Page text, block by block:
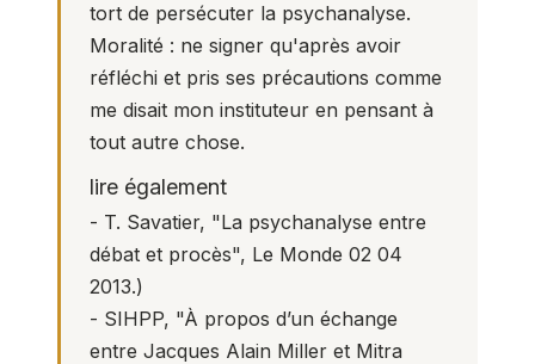
tort de persécuter la psychanalyse.
Moralité : ne signer qu'après avoir
réfléchi et pris ses précautions comme
me disait mon instituteur en pensant à
tout autre chose.
lire également
- T. Savatier, "La psychanalyse entre
débat et procès", Le Monde 02 04
2013.)
- SIHPP, "À propos d’un échange
entre Jacques Alain Miller et Mitra